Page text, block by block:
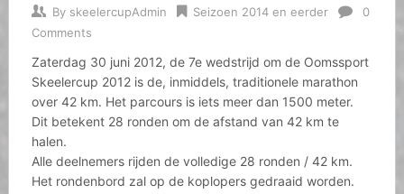
By skeelercupAdmin Seizoen 2014 en eerder
0
Comments
Zaterdag 30 juni 2012, de 7e wedstrijd om de Oomssport
Skeelercup 2012 is de, inmiddels, traditionele marathon
over 42 km. Het parcours is iets meer dan 1500 meter.
Dit betekent 28 ronden om de afstand van 42 km te
halen.
Alle deelnemers rijden de volledige 28 ronden / 42 km.
Het rondenbord zal op de koplopers gedraaid worden.